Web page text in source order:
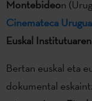
Montebideon
Cinemateca
Euskal Institutuaren
Bertan euskal eta
dokumental